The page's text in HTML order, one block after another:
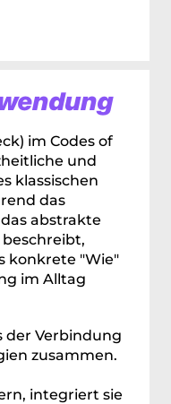
im Codes of
und
das
abstrakte
konkrete "Wie"
im Alltag
der Verbindung
zusammen.
integriert sie